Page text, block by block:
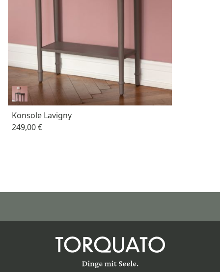
Konsole Lavigny
249,00 €